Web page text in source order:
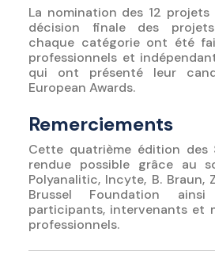
La nomination des 12
décision finale des
chaque catégorie ont été
professionnels et
qui ont présenté leur
European Awards.
Remerciements
Cette quatrième édition des
rendue possible grâce au
Polyanalitic, Incyte, B. Braun,
Brussel Foundation
participants, intervenants et
professionnels.